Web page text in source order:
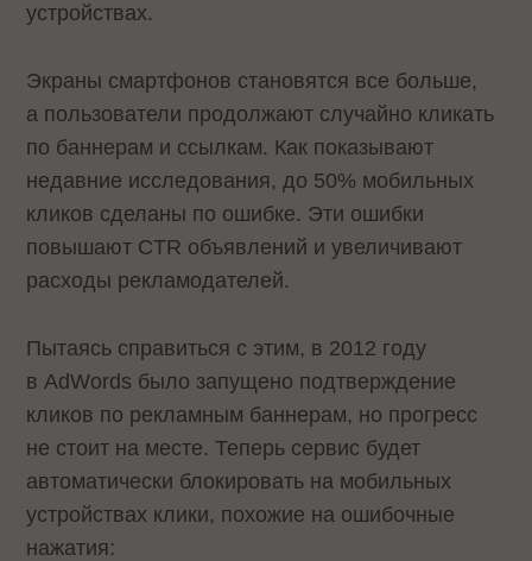
устройствах.
Экраны смартфонов становятся все больше,
а пользователи продолжают случайно кликать
по баннерам и ссылкам. Как показывают
недавние исследования, до 50% мобильных
кликов сделаны по ошибке. Эти ошибки
повышают CTR объявлений и увеличивают
расходы рекламодателей.
Пытаясь справиться с этим, в 2012 году
в AdWords было запущено подтверждение
кликов по рекламным баннерам, но прогресс
не стоит на месте. Теперь сервис будет
автоматически блокировать на мобильных
устройствах клики, похожие на ошибочные
нажатия: